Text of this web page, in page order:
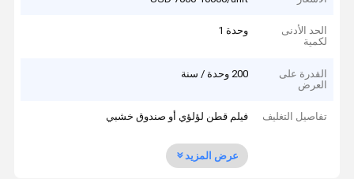
الحد الأدنى
لكمية
وحدة 1
القدرة على
العرض
200 وحدة / سنة
تفاصيل التغليف فيلم قطن لؤلؤي أو صندوق خشبي
عرض المزيد